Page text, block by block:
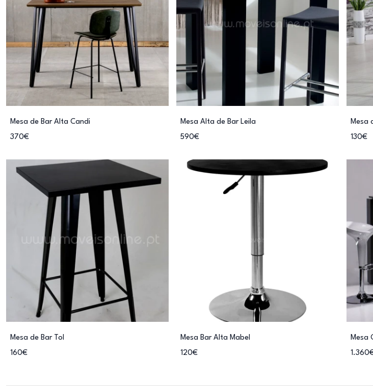
Mesa de Bar Alta Candi
370€
Mesa Alta de Bar Leila
590€
Mesa
130€
Mesa de Bar Tol
160€
Mesa Bar Alta Mabel
120€
Mesa